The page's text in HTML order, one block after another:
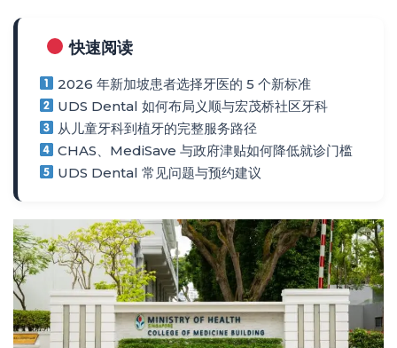
快速阅读
2026 年新加坡患者选择牙医的 5 个新标准
UDS Dental 如何布局义顺与宏茂桥社区牙科
从儿童牙科到植牙的完整服务路径
CHAS、MediSave 与政府津贴如何降低就诊门槛
UDS Dental 常见问题与预约建议